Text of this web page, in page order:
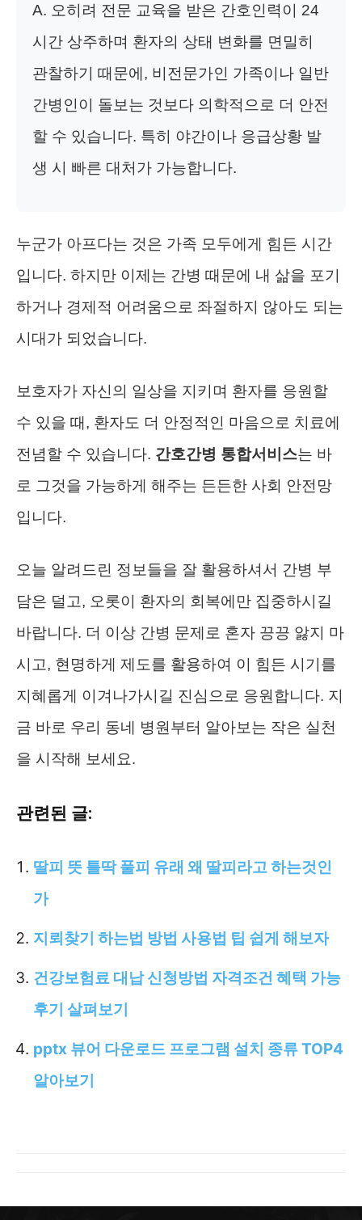
A. 오히려 전문 교육을 받은 간호인력이 24
시간 상주하며 환자의 상태 변화를 면밀히
관찰하기 때문에, 비전문가인 가족이나 일반
간병인이 돌보는 것보다 의학적으로 더 안전
할 수 있습니다. 특히 야간이나 응급상황 발
생 시 빠른 대처가 가능합니다.
누군가 아프다는 것은 가족 모두에게 힘든 시간
입니다. 하지만 이제는 간병 때문에 내 삶을 포기
하거나 경제적 어려움으로 좌절하지 않아도 되는
시대가 되었습니다.
보호자가 자신의 일상을 지키며 환자를 응원할
수 있을 때, 환자도 더 안정적인 마음으로 치료에
전념할 수 있습니다. 간호간병 통합서비스는 바
로 그것을 가능하게 해주는 든든한 사회 안전망
입니다.
오늘 알려드린 정보들을 잘 활용하셔서 간병 부
담은 덜고, 오롯이 환자의 회복에만 집중하시길
바랍니다. 더 이상 간병 문제로 혼자 끙끙 앓지 마
시고, 현명하게 제도를 활용하여 이 힘든 시기를
지혜롭게 이겨나가시길 진심으로 응원합니다. 지
금 바로 우리 동네 병원부터 알아보는 작은 실천
을 시작해 보세요.
관련된 글:
딸피 뜻 틀딱 풀피 유래 왜 딸피라고 하는것인
가
지뢰찾기 하는법 방법 사용법 팁 쉽게 해보자
건강보험료 대납 신청방법 자격조건 혜택 가능
후기 살펴보기
pptx 뷰어 다운로드 프로그램 설치 종류 TOP4
알아보기